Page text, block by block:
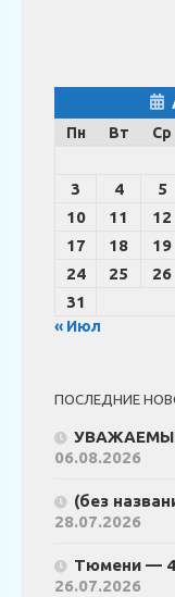
Пн
Вт Ср
3
4 5
10
11 12
17
18 19
24
25 26
31
« Июл
ПОСЛЕДНИЕ
06.08.2026
(без
28.07.2026
Тюмени —
26.07.2026